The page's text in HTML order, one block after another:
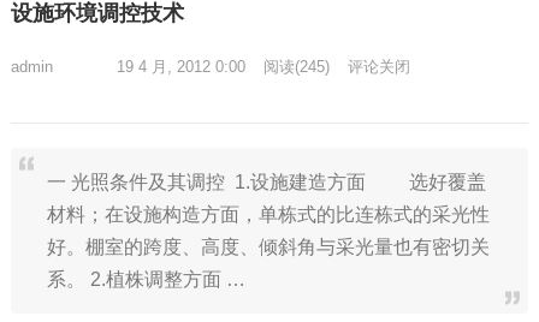
设施环境调控技术
admin 19 4 月, 2012 0:00 阅读(245) 评论关闭
一 光照条件及其调控 1.设施建造方面 选好覆盖
材料；在设施构造方面，单栋式的比连栋式的采光性
好。棚室的跨度、高度、倾斜角与采光量也有密切关
系。 2.植株调整方面 …